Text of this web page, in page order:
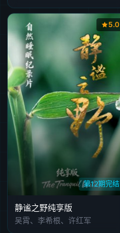
第12期完结
5.0
静谧之野纯享版
吴霄、李希根、许红军